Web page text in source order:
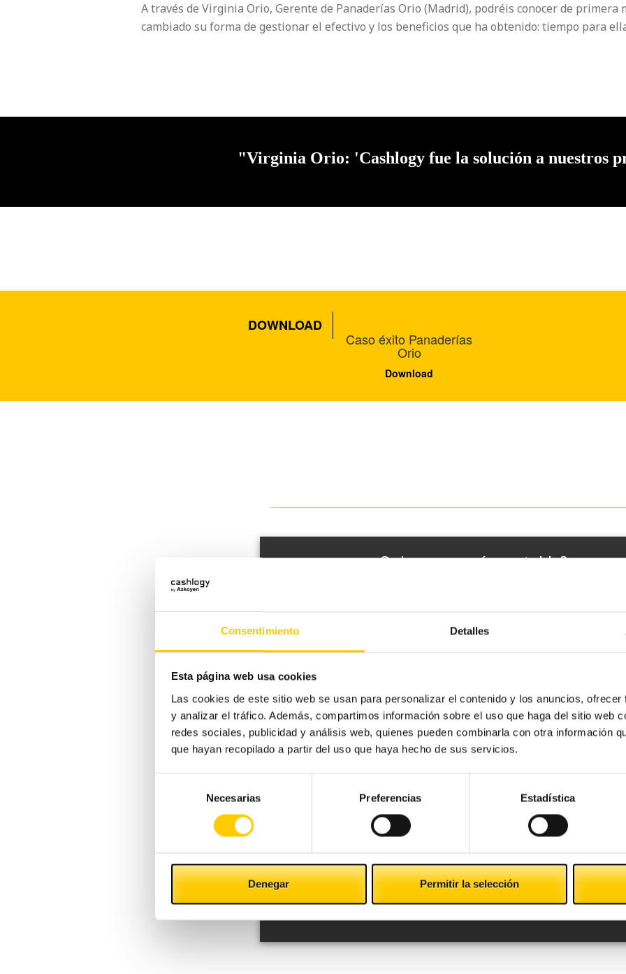
Consentimiento Detalles
Esta página web usa cookies
Las cookies de este sitio web se usan para personalizar el contenido y los anuncios,
y analizar el tráfico. Además, compartimos información sobre el uso que haga del sitio web
redes sociales, publicidad y análisis web, quienes pueden combinarla con otra información
que hayan recopilado a partir del uso que haya hecho de sus servicios.
consentimiento
Necesarias Preferencias Estadística
Denegar Permitir la selección
A través de Virginia Orio, Gerente de Panaderías Orio (Madrid), podréis conocer de primera
cambiado su forma de gestionar el efectivo y los beneficios que ha obtenido: tiempo para
"Virginia Orio: 'Cashlogy fue la solución a nuestros
DOWNLOAD
Caso éxito Panaderías
Orio
Download
¿Quieres ser más rentable?
errores humanos con Cashlogy!